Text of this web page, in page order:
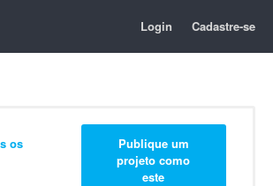
Login Cadastre-se
os
Publique um
projeto como
este